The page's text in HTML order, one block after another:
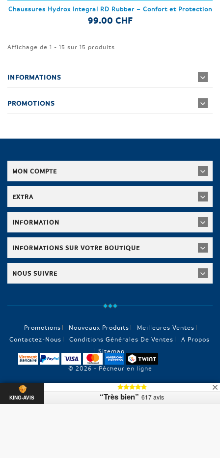
Chaussures Hydrox Integral RD Rubber – Confort et Protection
99.00 CHF
Affichage de 1 - 15 sur 15 produits
INFORMATIONS
PROMOTIONS
MON COMPTE
EXTRA
INFORMATION
INFORMATIONS SUR VOTRE BOUTIQUE
NOUS SUIVRE
Promotions Nouveaux Produits
Meilleures Ventes
Contactez-Nous
Conditions Générales De Ventes
A Propos
Sitemap
© 2026 - Pêcheur en ligne
KING-AVIS “Très bien” 617 avis